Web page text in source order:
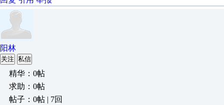
阳林
关注 私信
精华：0帖
求助：0帖
帖子：0帖 | 7回